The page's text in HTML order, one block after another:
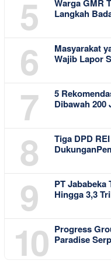
5
Warga GMR
Langkah
6
Masyarakat
Wajib Lapor
7
5
Dibawah
8
Tiga DPD
9
PT Jababeka
Hingga 3,3
10
Progress
Paradise